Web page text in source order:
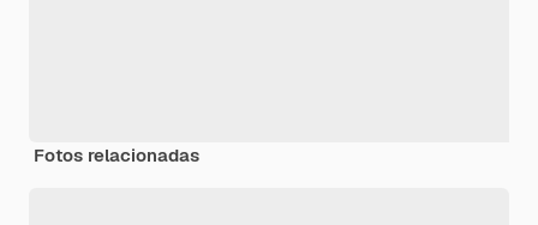
Fotos relacionadas